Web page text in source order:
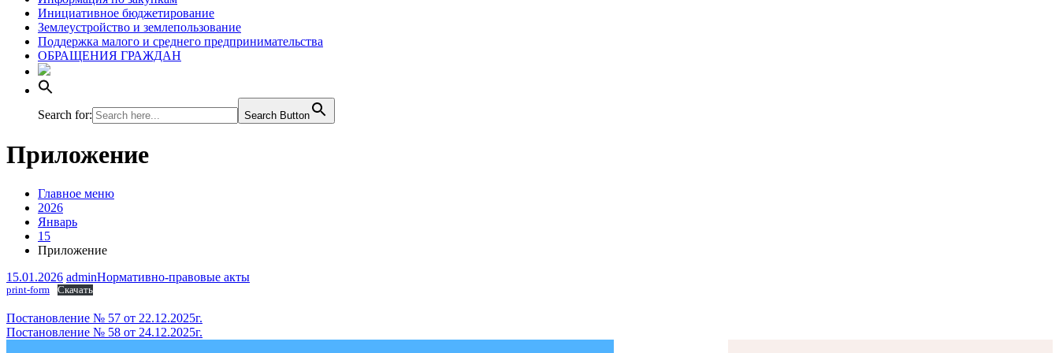
Инициативное бюджетирование
Землеустройство и землепользование
Поддержка малого и среднего предпринимательства
ОБРАЩЕНИЯ ГРАЖДАН
Search for: Search Button
Приложение
Главное меню
2026
Январь
15
Приложение
15.01.2026 adminНормативно-правовые акты
print-form Скачать
Навигация
по
Постановление № 57 от 22.12.2025г.
Постановление № 58 от 24.12.2025г.